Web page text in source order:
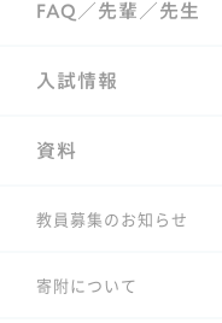
FAQ／先輩／先生
入試情報
資料
教員募集のお知らせ
寄附について